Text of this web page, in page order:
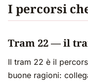
I percorsi
Tram 22 — il
Il tram 22 è il
buone ragioni: